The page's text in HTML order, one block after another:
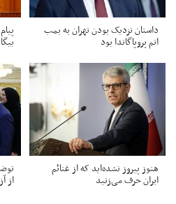
داستان نزدیک بودن تهران به بمب
اتم پروپاگاندا بود
هنوز پیروز نشده‌اید که از غنائم
ایران حرف می‌زنید از